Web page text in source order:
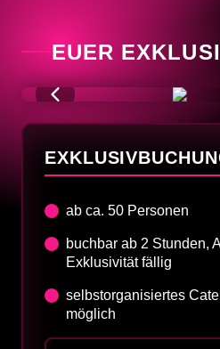
EUER
ab ca. 50 Personen
buchbar ab 2 Stunden,
Exklusivität fällig
selbstorganisiertes
möglich